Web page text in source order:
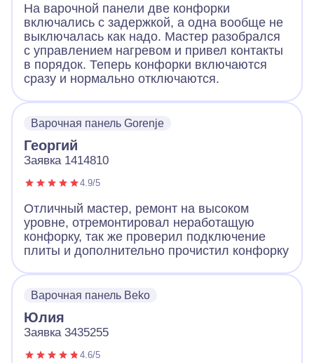
На варочной панели две конфорки
включались с задержкой, а одна вообще не
выключалась как надо. Мастер разобрался
с управлением нагревом и привел контакты
в порядок. Теперь конфорки включаются
сразу и нормально отключаются.
Варочная панель Gorenje
Георгий
Заявка 1414810
4.9/5
Отличный мастер, ремонт на высоком
уровне, отремонтировал неработащую
конфорку, так же проверил подключение
плиты и дополнительно прочистил конфорку
Варочная панель Beko
Юлия
Заявка 3435255
4.6/5